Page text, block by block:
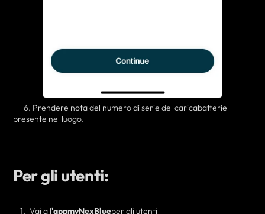
6. Prendere nota del numero di serie del caricabatterie
presente nel luogo.
Per gli utenti:
Vai all'appmyNexBlueper gli utenti